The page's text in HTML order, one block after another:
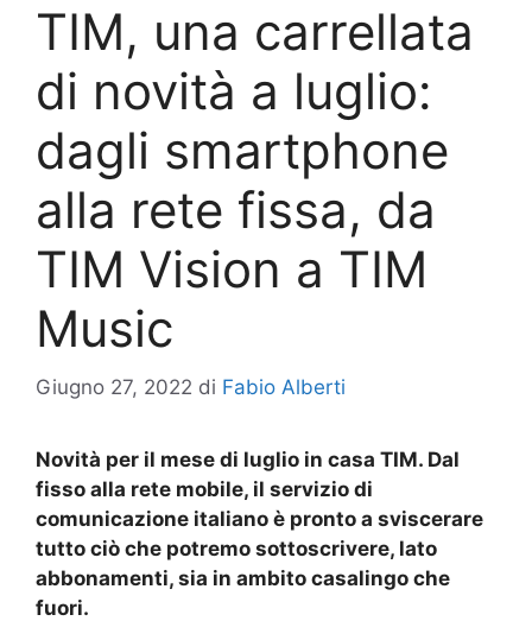
TIM, una carrellata
di novità a luglio:
dagli smartphone
alla rete fissa, da
TIM Vision a TIM
Music
Giugno 27, 2022 di Fabio Alberti
Novità per il mese di luglio in casa TIM. Dal
fisso alla rete mobile, il servizio di
comunicazione italiano è pronto a sviscerare
tutto ciò che potremo sottoscrivere, lato
abbonamenti, sia in ambito casalingo che
fuori.